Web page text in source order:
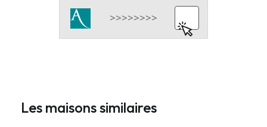
Les maisons similaires